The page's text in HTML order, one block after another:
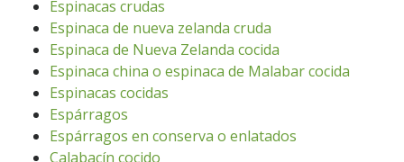
Espinacas crudas
Espinaca de nueva zelanda cruda
Espinaca de Nueva Zelanda cocida
Espinaca china o espinaca de Malabar cocida
Espinacas cocidas
Espárragos
Espárragos en conserva o enlatados
Calabacín cocido